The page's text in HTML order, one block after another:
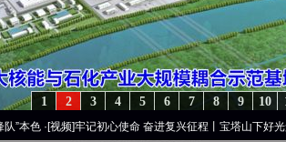
10
9
8
7
6
5
4
3
2
1
·[视频]牢记初心使命 奋进复兴征程丨宝塔山下好光景..·[